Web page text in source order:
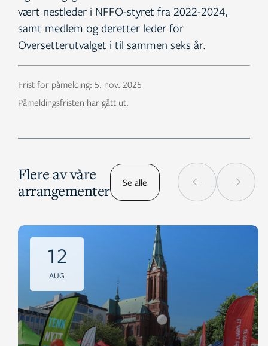
Frist for påmelding: 5. nov. 2025
Påmeldingsfristen har gått ut.
vært nestleder i NFFO-styret fra 2022-2024,
samt medlem og deretter leder for
Oversetterutvalget i til sammen seks år.
Flere av våre
arrangementer
Se alle
12
AUG